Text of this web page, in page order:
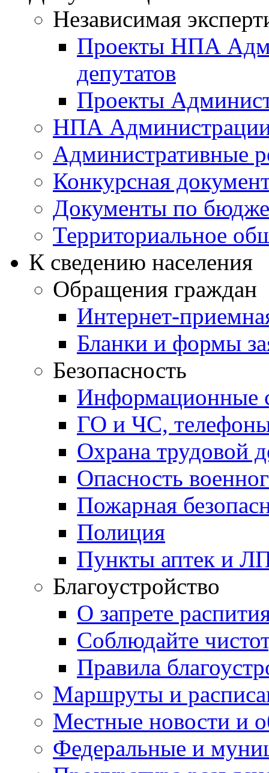
Независимая
Проекты НПА
депутатов
Проекты
НПА
Административные
Конкурсная
Документы по
Территориальное
К сведению населения
Обращения граждан
Интернет-
Бланки и формы
Безопасность
Информационные
ГО и ЧС,
Охрана трудовой
Опасность
Пожарная
Полиция
Пункты аптек и
Благоустройство
О запрете
Соблюдайте
Правила
Маршруты и
Местные новости и
Федеральные и